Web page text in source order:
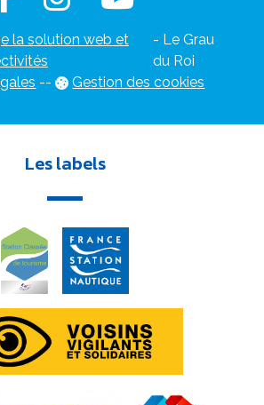
la solution web et
- Le Grau
du Roi
-- Gestion des cookies
Les labels